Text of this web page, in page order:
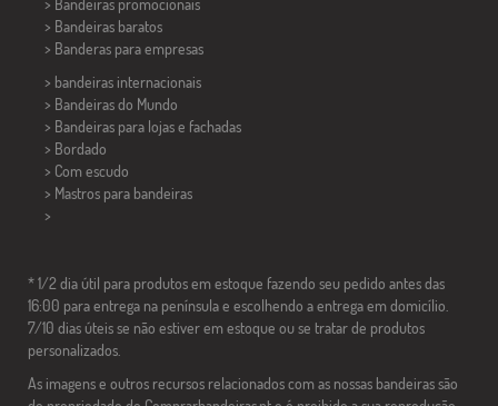
> Bandeiras promocionais
> Bandeiras baratos
> Banderas para empresas
> bandeiras internacionais
> Bandeiras do Mundo
> Bandeiras para lojas e fachadas
> Bordado
> Com escudo
> Mastros para bandeiras
>
* 1/2 dia útil para produtos em estoque fazendo seu pedido antes das
16:00 para entrega na península e escolhendo a entrega em domicílio.
7/10 dias úteis se não estiver em estoque ou se tratar de produtos
personalizados.
As imagens e outros recursos relacionados com as nossas bandeiras são